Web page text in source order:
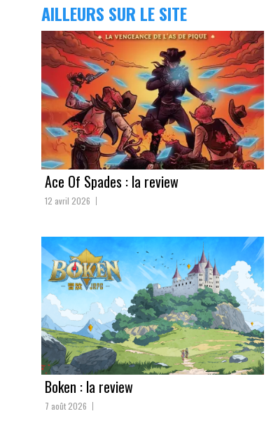
AILLEURS SUR LE SITE
Ace Of Spades : la review
12 avril 2026
Boken : la review
7 août 2026